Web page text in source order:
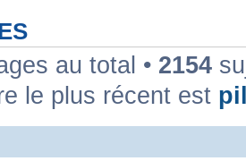
au total • 2154
le plus récent est